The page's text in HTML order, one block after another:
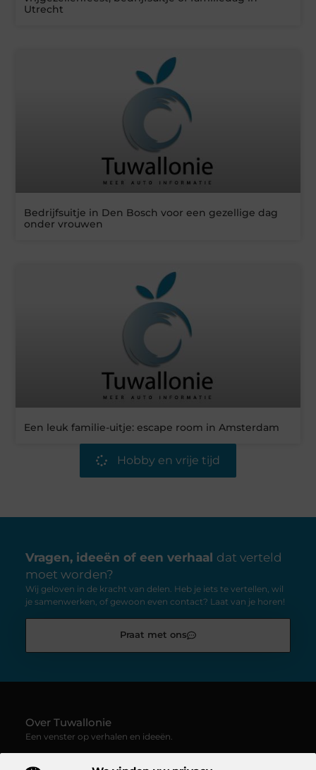
Utrecht
Bedrijfsuitje in Den Bosch voor een gezellige dag
onder vrouwen
Een leuk familie-uitje: escape room in Amsterdam
Hobby en vrije tijd
Vragen, ideeën of een verhaal dat verteld
moet worden?
Wij geloven in de kracht van delen. Heb je iets te vertellen, wil
je samenwerken, of gewoon even contact? Laat van je horen!
Praat met ons
Over Tuwallonie
Een venster op verhalen en ideeën.